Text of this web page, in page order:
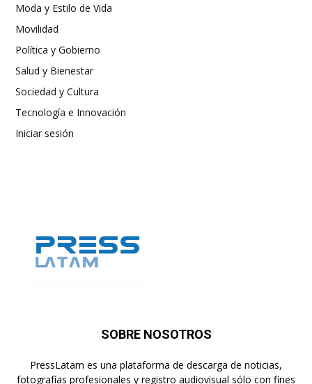
Moda y Estilo de Vida
Movilidad
Política y Gobierno
Salud y Bienestar
Sociedad y Cultura
Tecnología e Innovación
Iniciar sesión
SOBRE NOSOTROS
PressLatam es una plataforma de descarga de noticias,
fotografías profesionales y registro audiovisual sólo con fines